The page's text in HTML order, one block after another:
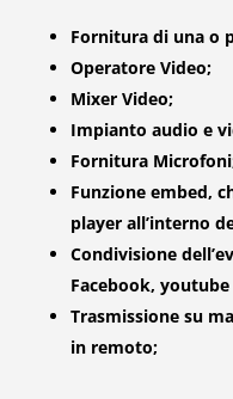
Fornitura di una o
Operatore Video;
Mixer Video;
Impianto audio e
Fornitura
Funzione embed,
player all’interno
Condivisione
Facebook,
Trasmissione su
in remoto;